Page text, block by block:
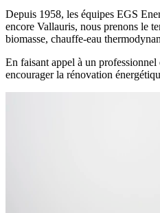
Depuis 1958, les équipes EGS
encore Vallauris, nous prenons le
biomasse, chauffe-eau
En faisant appel à un
encourager la rénovation